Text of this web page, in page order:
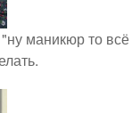
маникюр то всё